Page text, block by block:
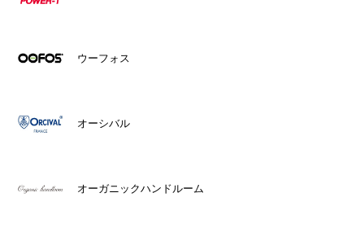
ウーフォス
オーシバル
オーガニックハンドルーム